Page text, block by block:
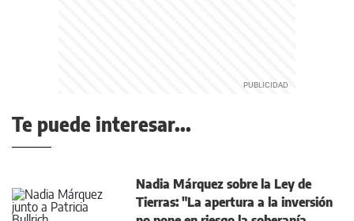
Te puede interesar...
Nadia Márquez sobre la Ley de
Tierras: "La apertura a la inversión